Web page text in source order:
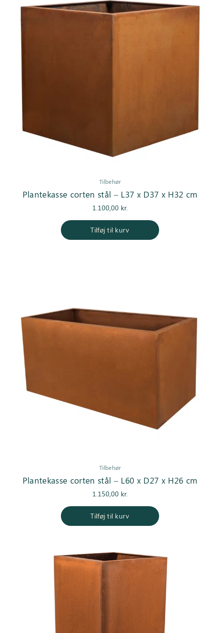
Tilbehør
Plantekasse corten stål – L37 x D37 x H32 cm
1.100,00 kr.
Tilføj til kurv
Tilbehør
Plantekasse corten stål – L60 x D27 x H26 cm
1.150,00 kr.
Tilføj til kurv